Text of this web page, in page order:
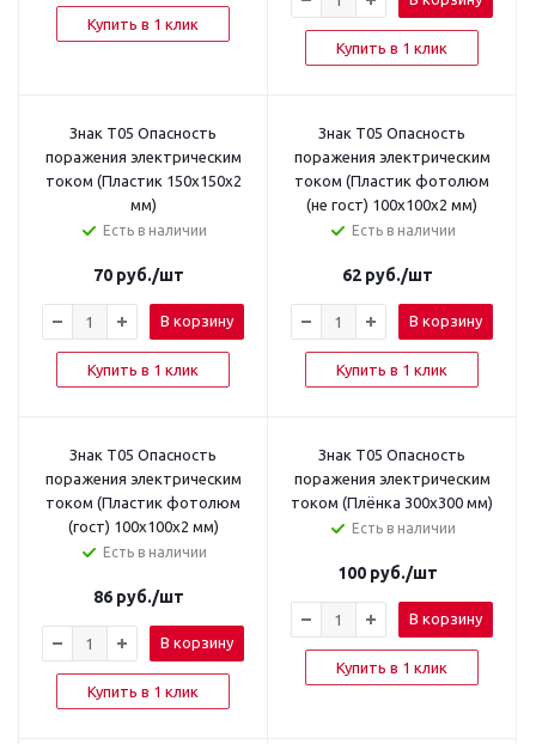
Купить в 1 клик
Купить в 1 клик
Знак T05 Опасность
поражения электрическим
током (Пластик 150x150x2
мм)
Есть в наличии
70 руб./шт
В корзину
Купить в 1 клик
Знак T05 Опасность
поражения электрическим
током (Пластик фотолюм
(не гост) 100х100х2 мм)
Есть в наличии
62 руб./шт
В корзину
Купить в 1 клик
Знак T05 Опасность
поражения электрическим
током (Пластик фотолюм
(гост) 100х100х2 мм)
Есть в наличии
86 руб./шт
В корзину
Купить в 1 клик
Знак T05 Опасность
поражения электрическим
током (Плёнка 300х300 мм)
Есть в наличии
100 руб./шт
В корзину
Купить в 1 клик